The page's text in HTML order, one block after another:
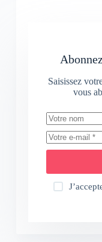
Saisissez
vous